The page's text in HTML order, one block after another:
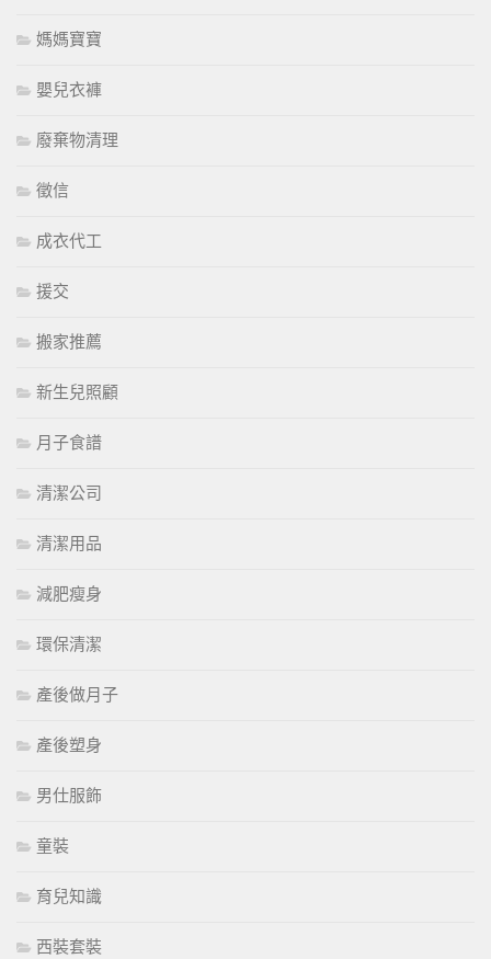
媽媽寶寶
嬰兒衣褲
廢棄物清理
徵信
成衣代工
援交
搬家推薦
新生兒照顧
月子食譜
清潔公司
清潔用品
減肥瘦身
環保清潔
產後做月子
產後塑身
男仕服飾
童裝
育兒知識
西裝套裝